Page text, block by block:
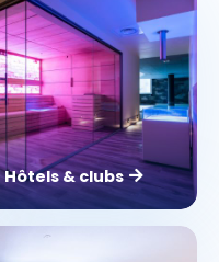
Hôtels & clubs